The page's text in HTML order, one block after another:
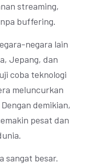
streaming,
buffering.
negara lain
Jepang, dan
coba teknologi
meluncurkan
demikian,
pesat dan
sangat besar.